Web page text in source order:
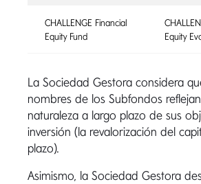
CHALLENGE Financial
Equity Fund
Equity
La Sociedad Gestora considera
nombres de los Subfondos
naturaleza a largo plazo de sus
inversión (la revalorización del
plazo).
Asimismo, la Sociedad Gestora